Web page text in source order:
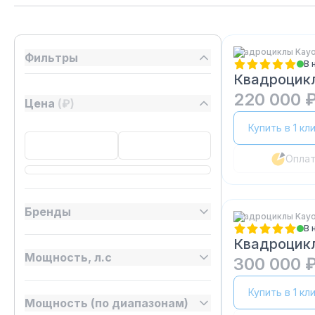
Фильтры
Цена (₽)
Бренды
Мощность, л.с
Мощность (по диапазонам)
Квадроциклы Kayo
В
220 000
Купить в 1
Квадроциклы Kayo
В
300 000
Купить в 1